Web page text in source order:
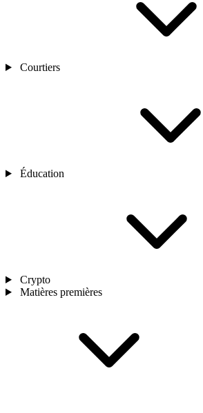
Courtiers
Éducation
Crypto
Matières premières